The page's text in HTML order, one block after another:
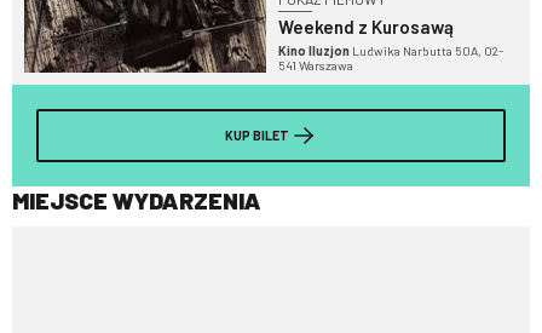
Weekend z Kurosawą
Kino Iluzjon Ludwika Narbutta 50A, 02-
541 Warszawa
KUP BILET
MIEJSCE WYDARZENIA